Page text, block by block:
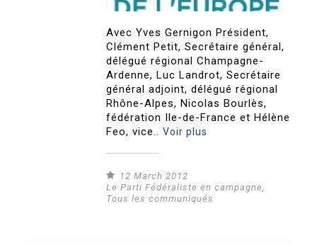
Avec Yves Gernigon Président,
Clément Petit, Secrétaire général,
délégué régional Champagne-
Ardenne, Luc Landrot, Secrétaire
général adjoint, délégué régional
Rhône-Alpes, Nicolas Bourlès,
fédération Ile-de-France et Hélène
Feo, vice..Voir plus
12 March 2012
Le Parti Fédéraliste en campagne
Tous les communiqués